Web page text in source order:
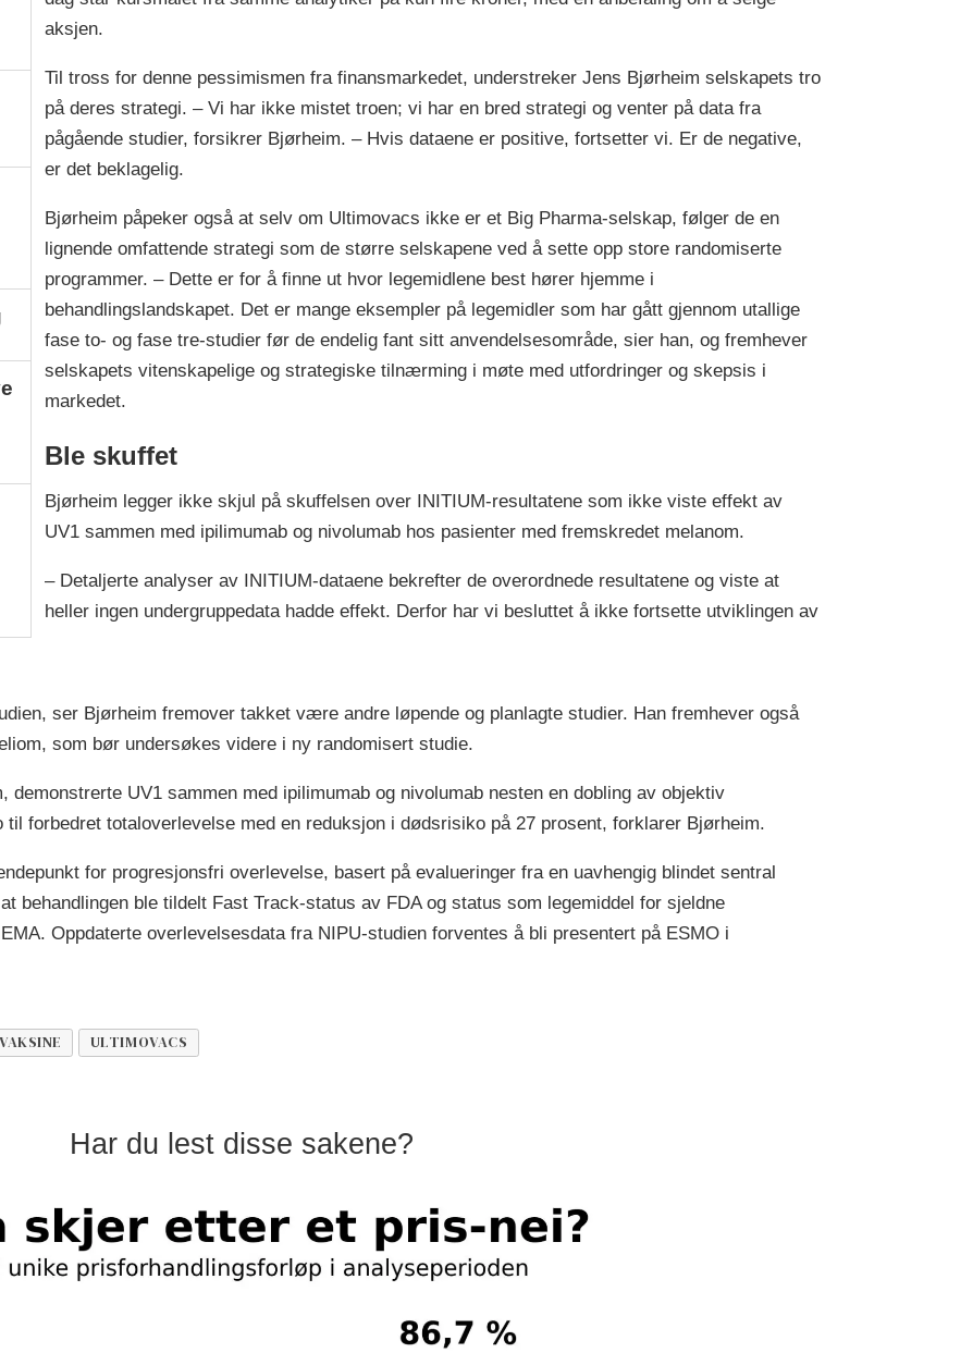
aksjen.
Til tross for denne pessimismen fra finansmarkedet, understreker Jens Bjørheim selskapets tro
på deres strategi. – Vi har ikke mistet troen; vi har en bred strategi og venter på data fra
pågående studier, forsikrer Bjørheim. – Hvis dataene er positive, fortsetter vi. Er de negative,
er det beklagelig.
Bjørheim påpeker også at selv om Ultimovacs ikke er et Big Pharma-selskap, følger de en
lignende omfattende strategi som de større selskapene ved å sette opp store randomiserte
programmer. – Dette er for å finne ut hvor legemidlene best hører hjemme i
behandlingslandskapet. Det er mange eksempler på legemidler som har gått gjennom utallige
fase to- og fase tre-studier før de endelig fant sitt anvendelsesområde, sier han, og fremhever
selskapets vitenskapelige og strategiske tilnærming i møte med utfordringer og skepsis i
markedet.
Ble skuffet
Bjørheim legger ikke skjul på skuffelsen over INITIUM-resultatene som ikke viste effekt av
UV1 sammen med ipilimumab og nivolumab hos pasienter med fremskredet melanom.
– Detaljerte analyser av INITIUM-dataene bekrefter de overordnede resultatene og viste at
heller ingen undergruppedata hadde effekt. Derfor har vi besluttet å ikke fortsette utviklingen av
ser Bjørheim fremover takket være andre løpende og planlagte studier. Han fremhever også
som bør undersøkes videre i ny randomisert studie.
UV1 sammen med ipilimumab og nivolumab nesten en dobling av objektiv
forbedret totaloverlevelse med en reduksjon i dødsrisiko på 27 prosent, forklarer Bjørheim.
for progresjonsfri overlevelse, basert på evalueringer fra en uavhengig blindet sentral
behandlingen ble tildelt Fast Track-status av FDA og status som legemiddel for sjeldne
Oppdaterte overlevelsesdata fra NIPU-studien forventes å bli presentert på ESMO i
ULTIMOVACS
Har du lest disse sakene?